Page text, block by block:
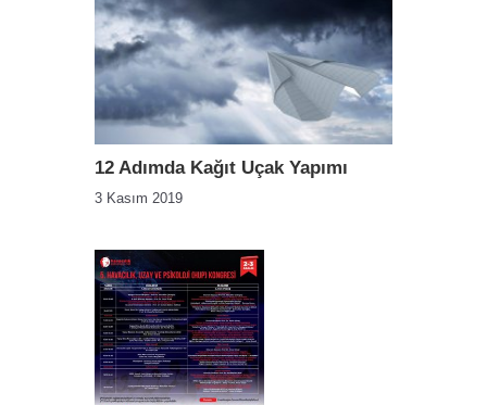
12 Adımda Kağıt Uçak Yapımı
3 Kasım 2019